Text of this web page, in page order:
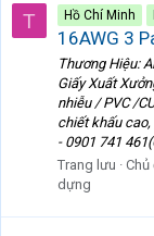
T Hồ Chí Minh
16AWG 3
Thương Hiệu:
Giấy Xuất
nhiễu / PVC /
chiết khấu
- 0901 741
Trang lưu
Chủ
dựng